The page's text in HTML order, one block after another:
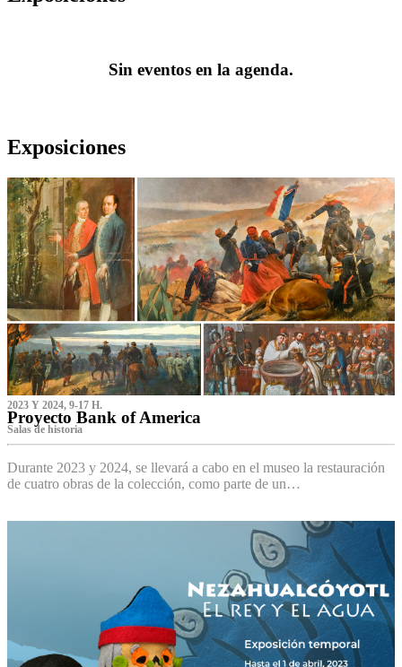
Sin eventos en la agenda.
Exposiciones
2023 Y 2024, 9-17 H.
Proyecto Bank of America
S‌alas de historia
Durante 2023 y 2024, se llevará a cabo en el museo la restauración
de cuatro obras de la colección, como parte de un…